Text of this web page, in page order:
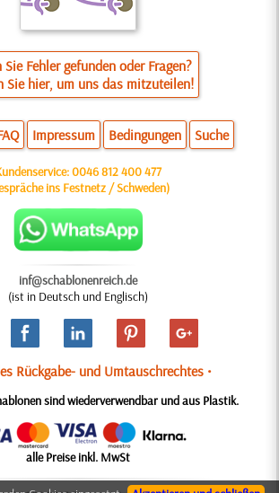
Sie Fehler gefunden oder Fragen?
Sie hier, um uns das mitzuteilen!
Impressum Bedingungen Suche
0046 812 400 477
ins Festnetz / Schweden)
inf@schablonenreich.de
(ist in Deutsch und Englisch)
Rückgabe- und Umtauschrechtes •
sind wiederverwendbar und aus Plastik.
alle Preise inkl. MwSt